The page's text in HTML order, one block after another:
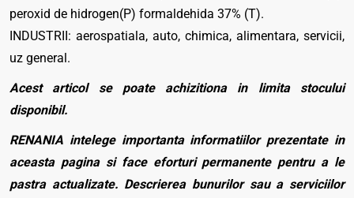
peroxid de hidrogen(P) formaldehida 37% (T).
INDUSTRII: aerospatiala, auto, chimica, alimentara, servicii,
uz general.
Acest articol se poate achizitiona in limita stocului
disponibil.
RENANIA intelege importanta informatiilor prezentate in
aceasta pagina si face eforturi permanente pentru a le
pastra actualizate. Descrierea bunurilor sau a serviciilor